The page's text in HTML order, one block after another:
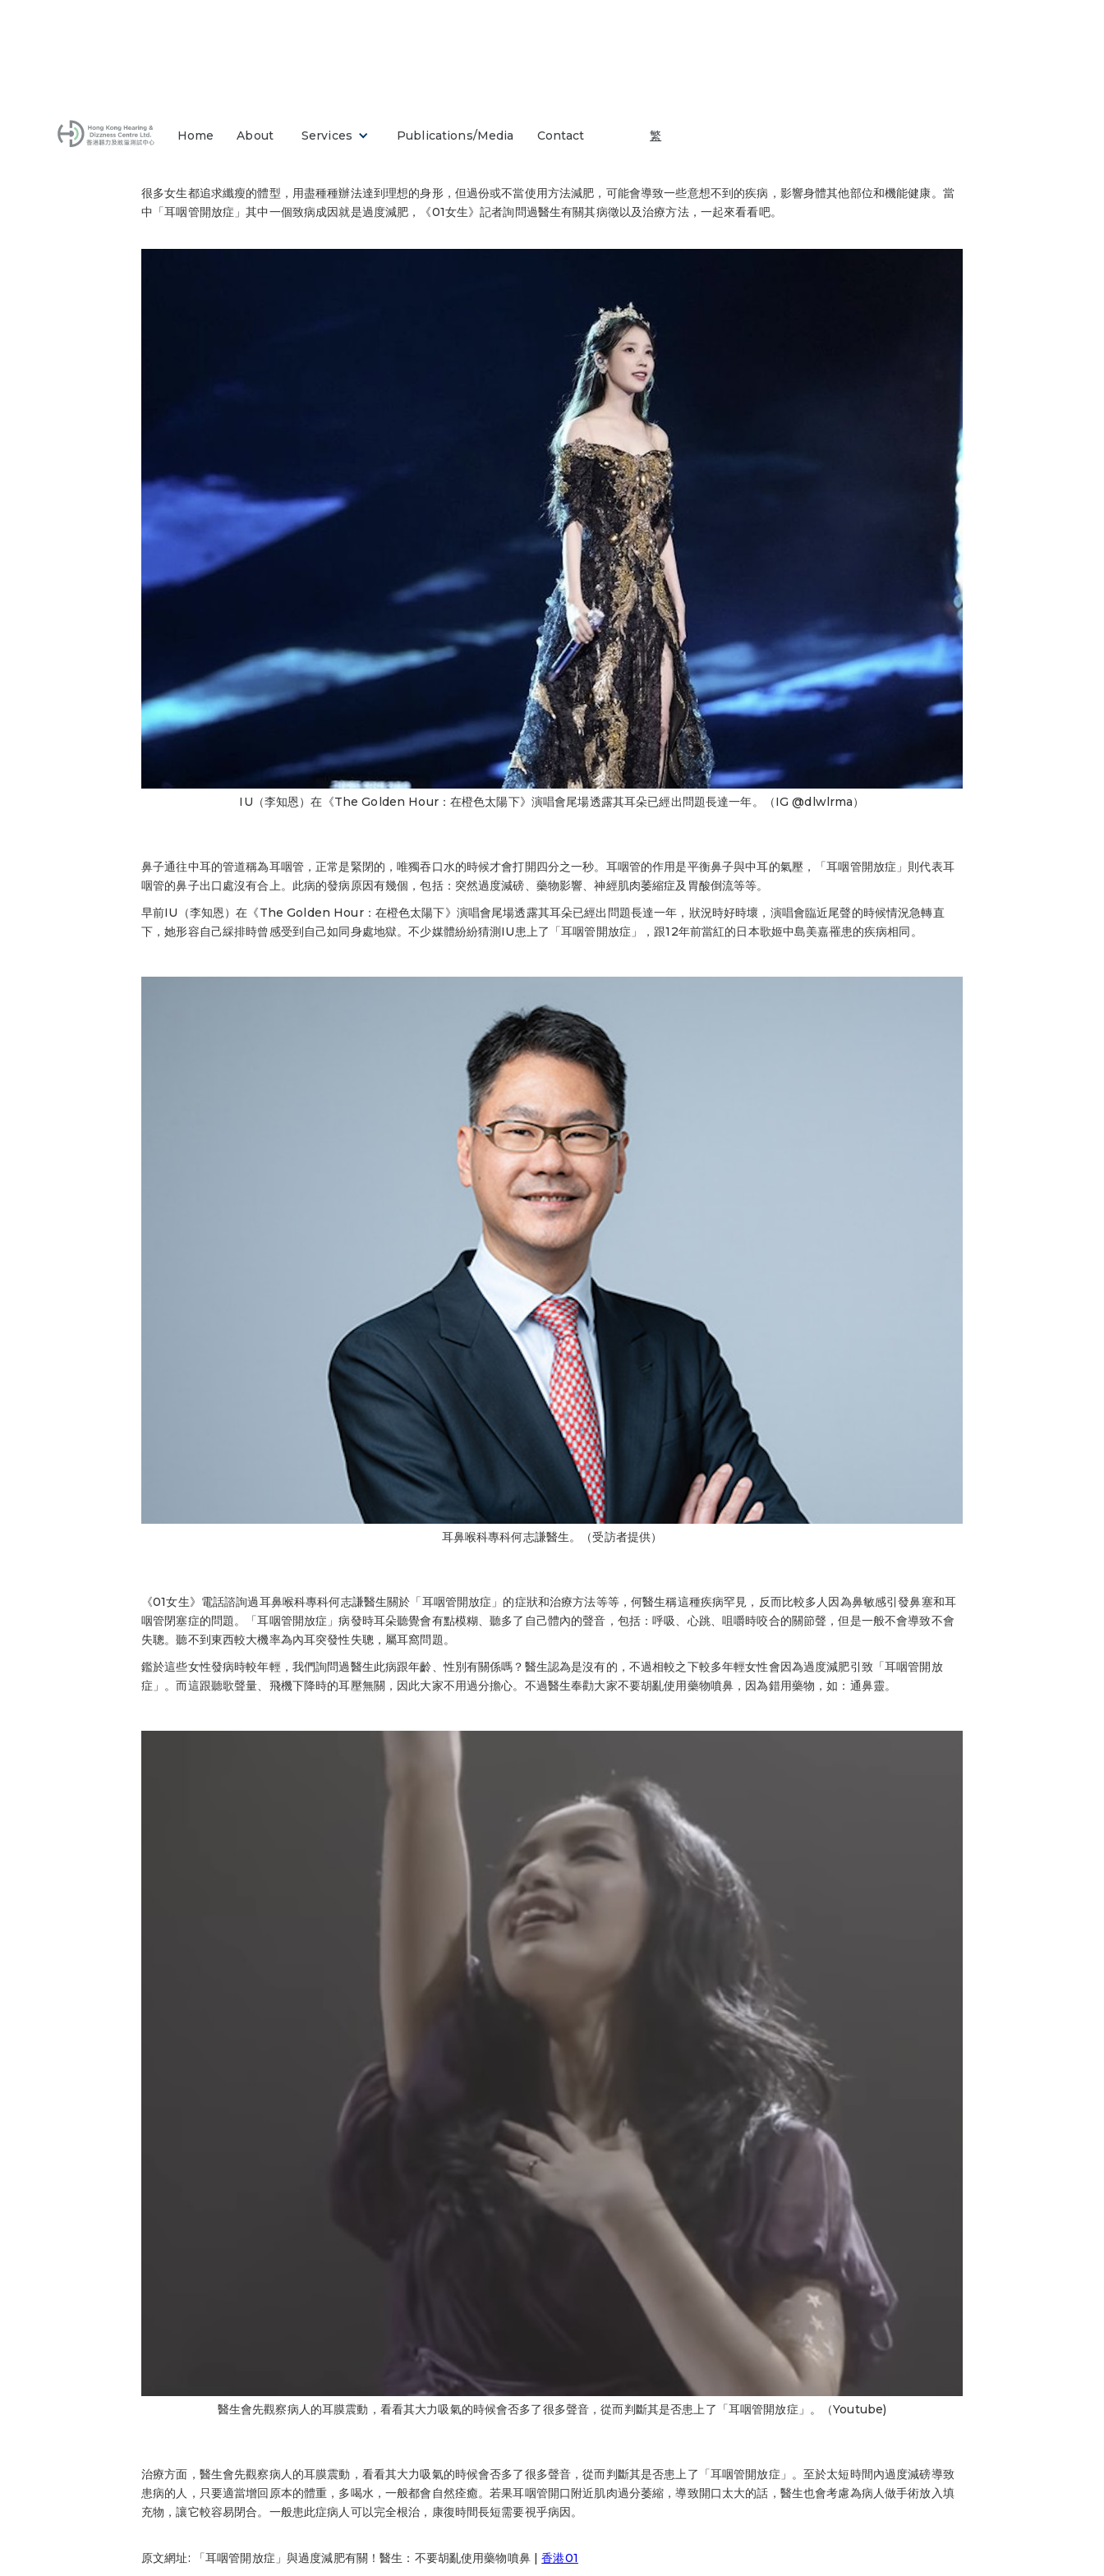
Home About Services Publications/Media Contact 繁
很多女生都追求纖瘦的體型，用盡種種辦法達到理想的身形，但過份或不當使用方法減肥，可能會導致一些意想不到的疾病，影響身體其他部位和機能健康。當
中「耳咽管開放症」其中一個致病成因就是過度減肥，《01女生》記者詢問過醫生有關其病徵以及治療方法，一起來看看吧。
IU（李知恩）在《The Golden Hour：在橙色太陽下》演唱會尾場透露其耳朵已經出問題長達一年。（IG @dlwlrma）
鼻子通往中耳的管道稱為耳咽管，正常是緊閉的，唯獨吞口水的時候才會打開四分之一秒。耳咽管的作用是平衡鼻子與中耳的氣壓，「耳咽管開放症」則代表耳
咽管的鼻子出口處沒有合上。此病的發病原因有幾個，包括：突然過度減磅、藥物影響、神經肌肉萎縮症及胃酸倒流等等。
早前IU（李知恩）在《The Golden Hour：在橙色太陽下》演唱會尾場透露其耳朵已經出問題長達一年，狀況時好時壞，演唱會臨近尾聲的時候情況急轉直
下，她形容自己綵排時曾感受到自己如同身處地獄。不少媒體紛紛猜測IU患上了「耳咽管開放症」，跟12年前當紅的日本歌姬中島美嘉罹患的疾病相同。
耳鼻喉科專科何志謙醫生。（受訪者提供）
《01女生》電話諮詢過耳鼻喉科專科何志謙醫生關於「耳咽管開放症」的症狀和治療方法等等，何醫生稱這種疾病罕見，反而比較多人因為鼻敏感引發鼻塞和耳
咽管閉塞症的問題。「耳咽管開放症」病發時耳朵聽覺會有點模糊、聽多了自己體內的聲音，包括：呼吸、心跳、咀嚼時咬合的關節聲，但是一般不會導致不會
失聰。聽不到東西較大機率為內耳突發性失聰，屬耳窩問題。
鑑於這些女性發病時較年輕，我們詢問過醫生此病跟年齡、性別有關係嗎？醫生認為是沒有的，不過相較之下較多年輕女性會因為過度減肥引致「耳咽管開放
症」。而這跟聽歌聲量、飛機下降時的耳壓無關，因此大家不用過分擔心。不過醫生奉勸大家不要胡亂使用藥物噴鼻，因為錯用藥物，如：通鼻靈。
醫生會先觀察病人的耳膜震動，看看其大力吸氣的時候會否多了很多聲音，從而判斷其是否患上了「耳咽管開放症」。（Youtube)
治療方面，醫生會先觀察病人的耳膜震動，看看其大力吸氣的時候會否多了很多聲音，從而判斷其是否患上了「耳咽管開放症」。至於太短時間內過度減磅導致
患病的人，只要適當增回原本的體重，多喝水，一般都會自然痊癒。若果耳咽管開口附近肌肉過分萎縮，導致開口太大的話，醫生也會考慮為病人做手術放入填
充物，讓它較容易閉合。一般患此症病人可以完全根治，康復時間長短需要視乎病因。
原文網址: 「耳咽管開放症」與過度減肥有關！醫生：不要胡亂使用藥物噴鼻 |香港01